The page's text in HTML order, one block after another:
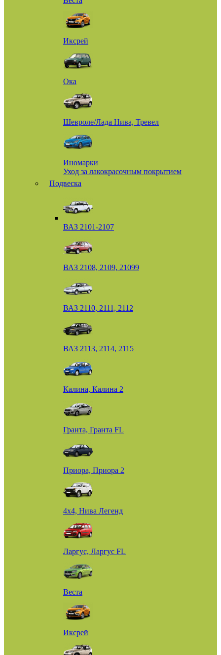
Иксрей
Ока
Шевроле/Лада Нива, Тревел
Иномарки
Уход за лакокрасочным покрытием
Подвеска
ВАЗ 2101-2107
ВАЗ 2108, 2109, 21099
ВАЗ 2110, 2111, 2112
ВАЗ 2113, 2114, 2115
Калина, Калина 2
Гранта, Гранта FL
Приора, Приора 2
4х4, Нива Легенд
Ларгус, Ларгус FL
Веста
Иксрей